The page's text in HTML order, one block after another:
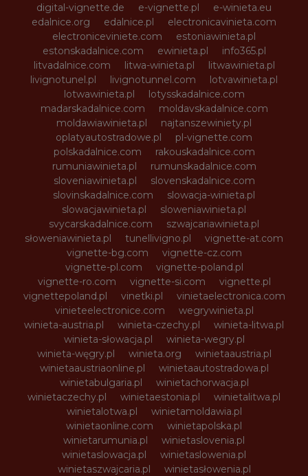
digital-vignette.de
e-vignette.pl
e-winieta.eu
edalnice.org
edalnice.pl
electronicavinieta.com
electroniceviniete.com
estoniawinieta.pl
estonskadalnice.com
ewinieta.pl
info365.pl
litvadalnice.com
litwa-winieta.pl
litwawinieta.pl
livignotunel.pl
livignotunnel.com
lotvawinieta.pl
lotwawinieta.pl
lotysskadalnice.com
madarskadalnice.com
moldavskadalnice.com
moldawiawinieta.pl
najtanszewiniety.pl
oplatyautostradowe.pl
pl-vignette.com
polskadalnice.com
rakouskadalnice.com
rumuniawinieta.pl
rumunskadalnice.com
sloveniawinieta.pl
slovenskadalnice.com
slovinskadalnice.com
slowacja-winieta.pl
slowacjawinieta.pl
sloweniawinieta.pl
svycarskadalnice.com
szwajcariawinieta.pl
słoweniawinieta.pl
tunellivigno.pl
vignette-at.com
vignette-bg.com
vignette-cz.com
vignette-pl.com
vignette-poland.pl
vignette-ro.com
vignette-si.com
vignette.pl
vignettepoland.pl
vinetki.pl
vinietaelectronica.com
vinieteelectronice.com
wegrywinieta.pl
winieta-austria.pl
winieta-czechy.pl
winieta-litwa.pl
winieta-słowacja.pl
winieta-wegry.pl
winieta-węgry.pl
winieta.org
winietaaustria.pl
winietaaustriaonline.pl
winietaautostradowa.pl
winietabulgaria.pl
winietachorwacja.pl
winietaczechy.pl
winietaestonia.pl
winietalitwa.pl
winietalotwa.pl
winietamoldawia.pl
winietaonline.com
winietapolska.pl
winietarumunia.pl
winietaslovenia.pl
winietaslowacja.pl
winietaslowenia.pl
winietaszwajcaria.pl
winietasłowenia.pl